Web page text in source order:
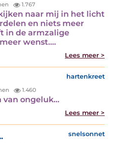
1.767
naar mij in het licht
en niets meer
in de armzalige
wenst.…
Lees meer >
hartenkreet
1.460
van ongeluk…
Lees meer >
snelsonnet